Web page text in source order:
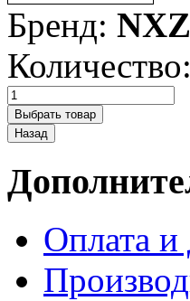
Бренд: NXZ
Количество:
Оплата и